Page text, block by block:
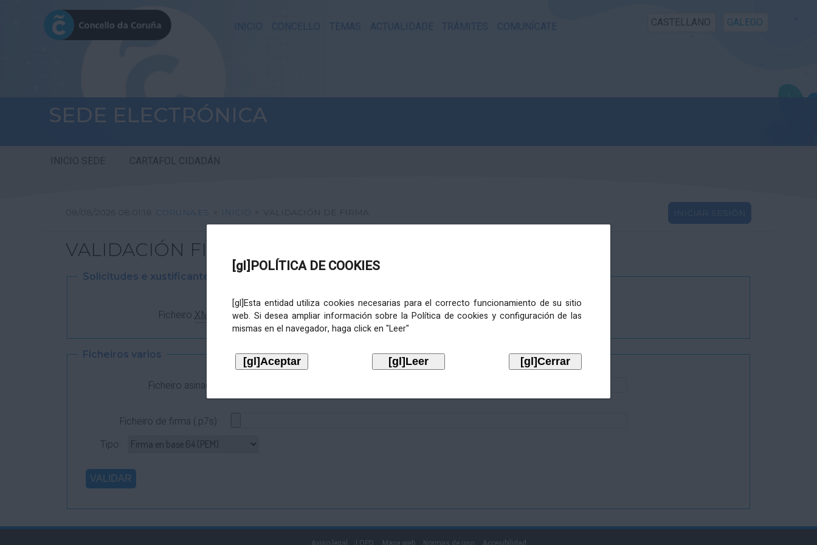
INICIO CONCELLO TEMAS ACTUALIDADE TRÁMITES COMUNÍCATE CASTELLANO GALEGO
SEDE ELECTRÓNICA
INICIO SEDE CARTAFOL CIDADÁN
[gl]POLÍTICA DE COOKIES
[gl]Esta entidad utiliza cookies necesarias para el correcto funcionamiento de su sitio
web. Si desea ampliar información sobre la Política de cookies y configuración de las
mismas en el navegador, haga click en "Leer"
08/08/2026 08:01:18 CORUNA.ES > INICIO > VALIDACIÓN DE FIRMA INICIAR SESIÓN
VALIDACIÓN FIRMA DIXITAL
Solicitudes e xustificantes
FicheiroXML
Ficheiros varios
Ficheiro asinado:
Ficheiro de firma (.p7s):
Tipo:
Aviso legal LOPD Mapa web Normas de uso Accesibilidad